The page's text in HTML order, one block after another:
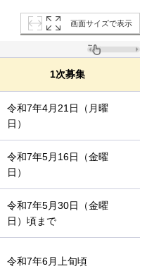
画面サイズで表示
1次募集
令和7年4月21日（月曜
日）
令和7年5月16日（金曜
日）
令和7年5月30日（金曜
日）頃まで
令和7年6月上旬頃